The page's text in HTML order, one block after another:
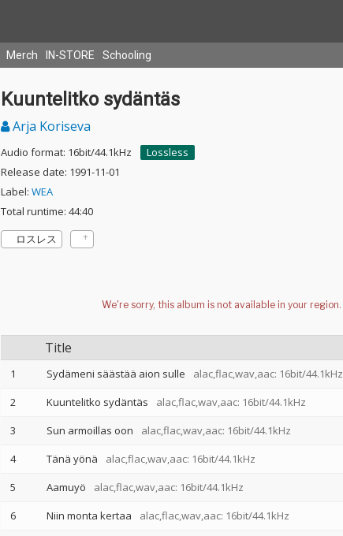
Merch IN-STORE Schooling
Kuuntelitko sydäntäs
Arja Koriseva
Audio format: 16bit/44.1kHz
Lossless
Release date: 1991-11-01
Label: WEA
Total runtime: 44:40
ロスレス
Title
1 Sydämeni säästää aion sulle alac,flac,wav,aac: 16bit/44.1kHz
2
Kuuntelitko sydäntäs alac,flac,wav,aac: 16bit/44.1kHz
3
Sun armoillas oon alac,flac,wav,aac: 16bit/44.1kHz
4
Tänä yönä alac,flac,wav,aac: 16bit/44.1kHz
5
Aamuyö alac,flac,wav,aac: 16bit/44.1kHz
6
Niin monta kertaa alac,flac,wav,aac: 16bit/44.1kHz